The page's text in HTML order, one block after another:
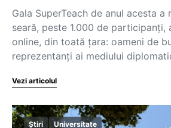
Gala SuperTeach de anul acesta a
seară, peste 1.000 de
online, din toată țara: oameni de
reprezentanți ai mediului
Vezi articolul
Știri Universitate